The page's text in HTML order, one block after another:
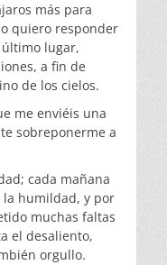
más para
quiero responder
lugar,
a fin de
de los cielos.
me enviéis una
sobreponerme a
cada mañana
humildad, y por
muchas faltas
el desaliento,
orgullo.